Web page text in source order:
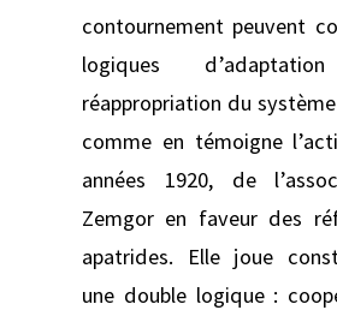
contournement peuvent
logiques
réappropriation du
comme en témoigne
années 1920, de
Zemgor en faveur des
apatrides. Elle joue
une double logique :